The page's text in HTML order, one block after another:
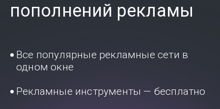
пополнений рекламы
Все популярные рекламные сети в
одном окне
Рекламные инструменты — бесплатно